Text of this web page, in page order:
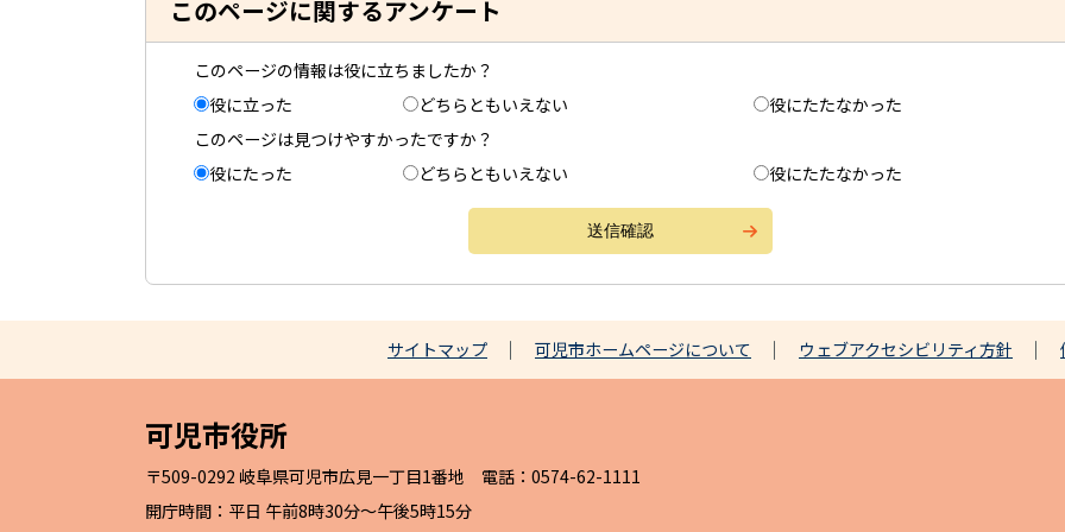
このページに関するアンケート
このページの情報は役に立ちましたか？
役に立った
どちらともいえない
役にたたなかった
このページは見つけやすかったですか？
役にたった
どちらともいえない 役にたたなかった
サイトマップ 可児市ホームページについて ウェブアクセシビリティ方針
可児市役所
〒509-0292 岐阜県可児市広見一丁目1番地 電話：0574-62-1111
開庁時間：平日 午前8時30分～午後5時15分